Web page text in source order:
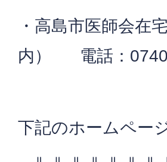
・高島市医師会在
内） 電話：
下記のホームペー